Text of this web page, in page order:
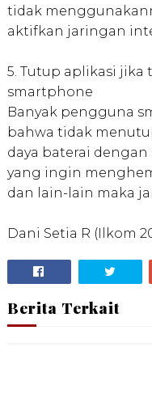
tidak
aktifkan jaringan
5. Tutup aplikasi
smartphone
Banyak pengguna
bahwa tidak
daya baterai
yang ingin
dan lain-lain maka
Dani Setia R (Ilkom
Berita Terkait